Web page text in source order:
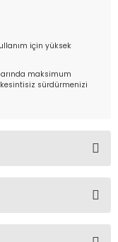
için yüksek
maksimum
sürdürmenizi